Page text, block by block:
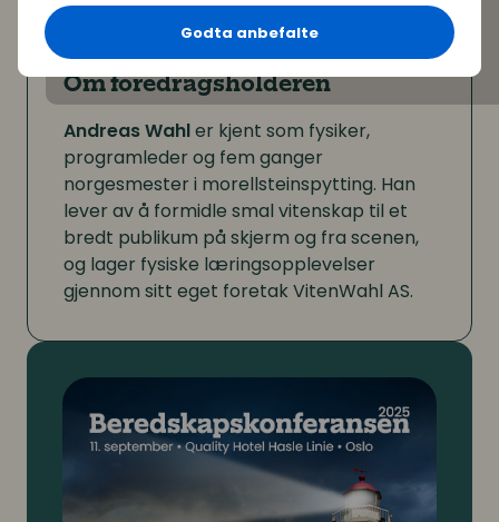
Godta anbefalte
mer robust organisasjon!
Om foredragsholderen
Andreas Wahler kjent som fysiker,
programleder og fem ganger
norgesmester i morellsteinspytting. Han
lever av å formidle smal vitenskap til et
bredt publikum på skjerm og fra scenen,
og lager fysiske læringsopplevelser
gjennom sitt eget foretak VitenWahl AS.